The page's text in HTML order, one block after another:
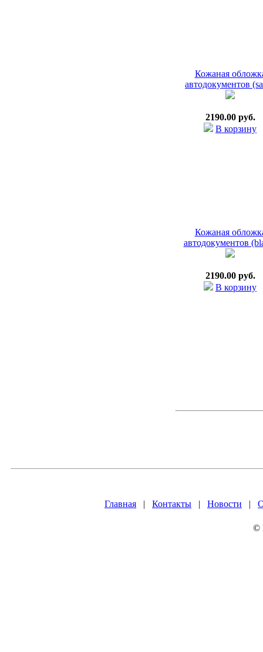
Кожаная
автодокументов
2190.00 руб.
В корзину
Кожаная
автодокументов
2190.00 руб.
В корзину
Главная | Контакты | Новости |
©